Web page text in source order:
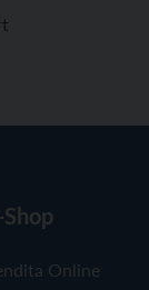
Shop
Online